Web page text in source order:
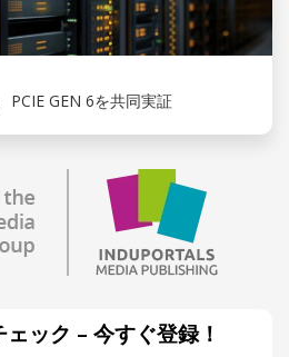
PCIE GEN 6を共同実証
ック – 今すぐ登録！